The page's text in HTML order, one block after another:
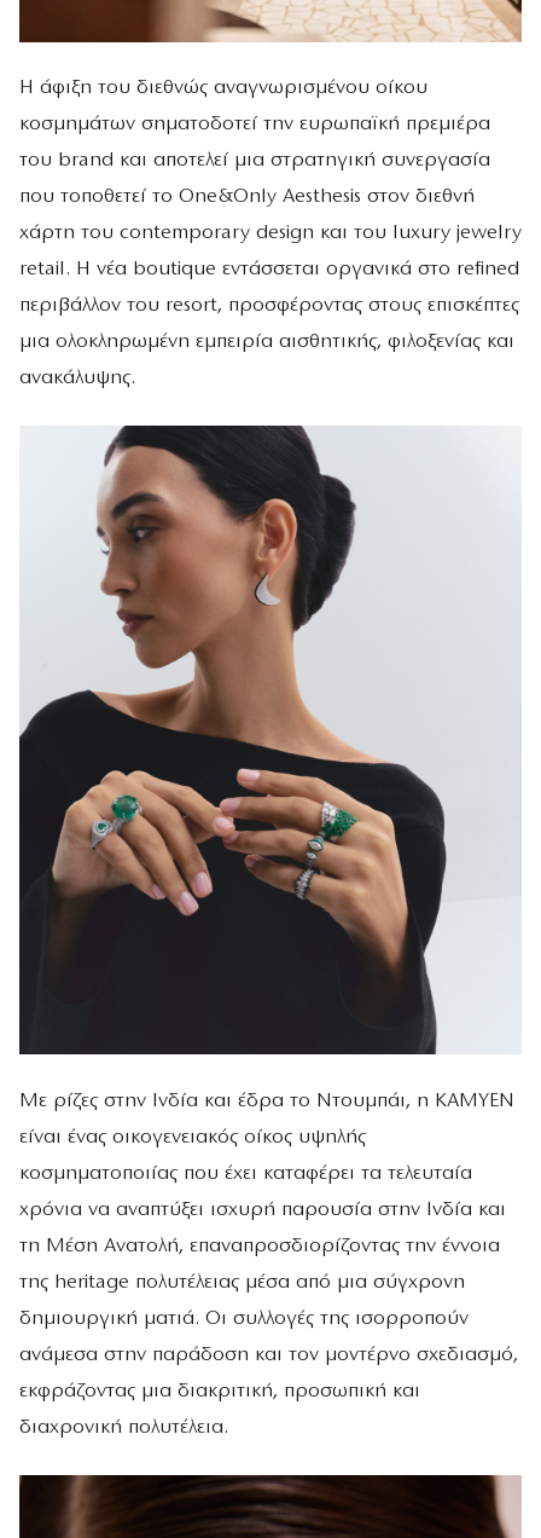
Η άφιξη του διεθνώς αναγνωρισμένου οίκου
κοσμημάτων σηματοδοτεί την ευρωπαϊκή πρεμιέρα
του brand και αποτελεί μια στρατηγική συνεργασία
που τοποθετεί το One&Only Aesthesis στον διεθνή
χάρτη του contemporary design και του luxury jewelry
retail. Η νέα boutique εντάσσεται οργανικά στο refined
περιβάλλον του resort, προσφέροντας στους επισκέπτες
μια ολοκληρωμένη εμπειρία αισθητικής, φιλοξενίας και
ανακάλυψης.
Με ρίζες στην Ινδία και έδρα το Ντουμπάι, η KAMYEN
είναι ένας οικογενειακός οίκος υψηλής
κοσμηματοποιίας που έχει καταφέρει τα τελευταία
χρόνια να αναπτύξει ισχυρή παρουσία στην Ινδία και
τη Μέση Ανατολή, επαναπροσδιορίζοντας την έννοια
της heritage πολυτέλειας μέσα από μια σύγχρονη
δημιουργική ματιά. Οι συλλογές της ισορροπούν
ανάμεσα στην παράδοση και τον μοντέρνο σχεδιασμό,
εκφράζοντας μια διακριτική, προσωπική και
διαχρονική πολυτέλεια.